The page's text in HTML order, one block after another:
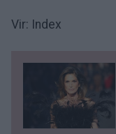
Vir: Index